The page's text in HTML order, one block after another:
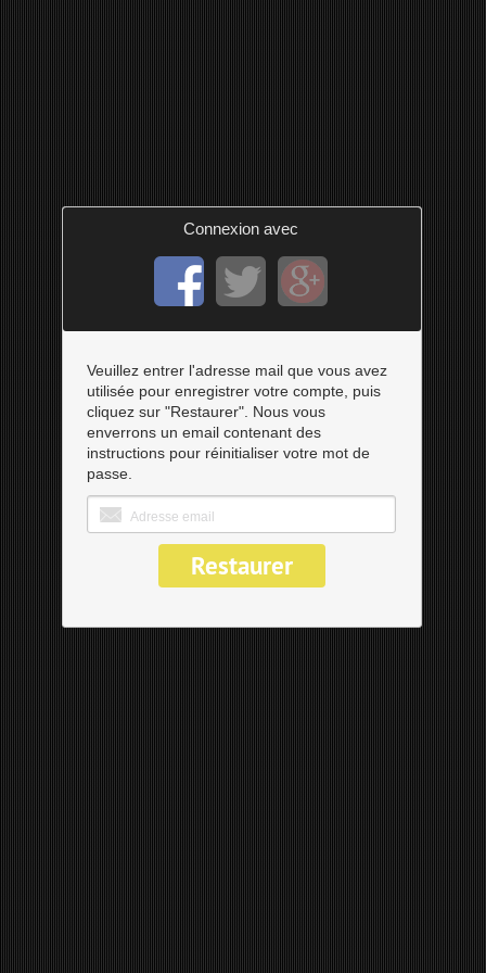
Connexion avec
Veuillez entrer l'adresse mail que vous avez
utilisée pour enregistrer votre compte, puis
cliquez sur "Restaurer". Nous vous
enverrons un email contenant des
instructions pour réinitialiser votre mot de
passe.